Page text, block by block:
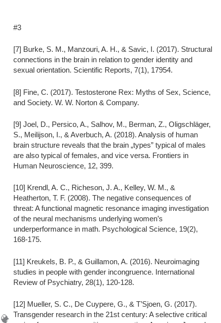
#3
[7] Burke, S. M., Manzouri, A. H., & Savic, I. (2017). Structural
connections in the brain in relation to gender identity and
sexual orientation. Scientific Reports, 7(1), 17954.
[8] Fine, C. (2017). Testosterone Rex: Myths of Sex, Science,
and Society. W. W. Norton & Company.
[9] Joel, D., Persico, A., Salhov, M., Berman, Z., Oligschläger,
S., Meilijson, I., & Averbuch, A. (2018). Analysis of human
brain structure reveals that the brain „types” typical of males
are also typical of females, and vice versa. Frontiers in
Human Neuroscience, 12, 399.
[10] Krendl, A. C., Richeson, J. A., Kelley, W. M., &
Heatherton, T. F. (2008). The negative consequences of
threat: A functional magnetic resonance imaging investigation
of the neural mechanisms underlying women’s
underperformance in math. Psychological Science, 19(2),
168-175.
[11] Kreukels, B. P., & Guillamon, A. (2016). Neuroimaging
studies in people with gender incongruence. International
Review of Psychiatry, 28(1), 120-128.
[12] Mueller, S. C., De Cuypere, G., & T’Sjoen, G. (2017).
Transgender research in the 21st century: A selective critical